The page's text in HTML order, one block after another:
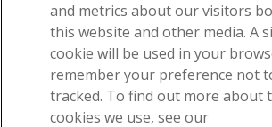
"購読する"を選択すると、弊社のニュースレタ
す。お客様が受け取る電子メールの種類を管理
り消すには、電子メールの下にあるリンクを使
ついてもっとお知りになりたい方は、弊社の
and metrics about our visitors
this website and other media. A
cookie will be used in your
remember your preference not
tracked. To find out more about
cookies we use, see our